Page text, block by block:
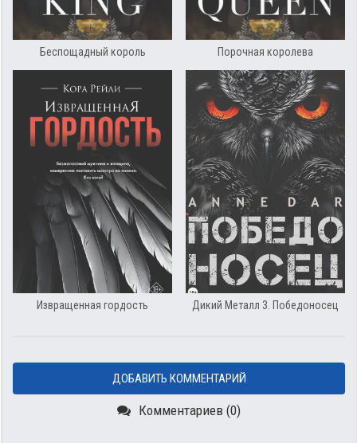
Беспощадный король Порочная королева
Извращенная гордость Дикий Металл 3. Победоносец
ДОБАВИТЬ КОММЕНТАРИЙ
Комментариев (0)